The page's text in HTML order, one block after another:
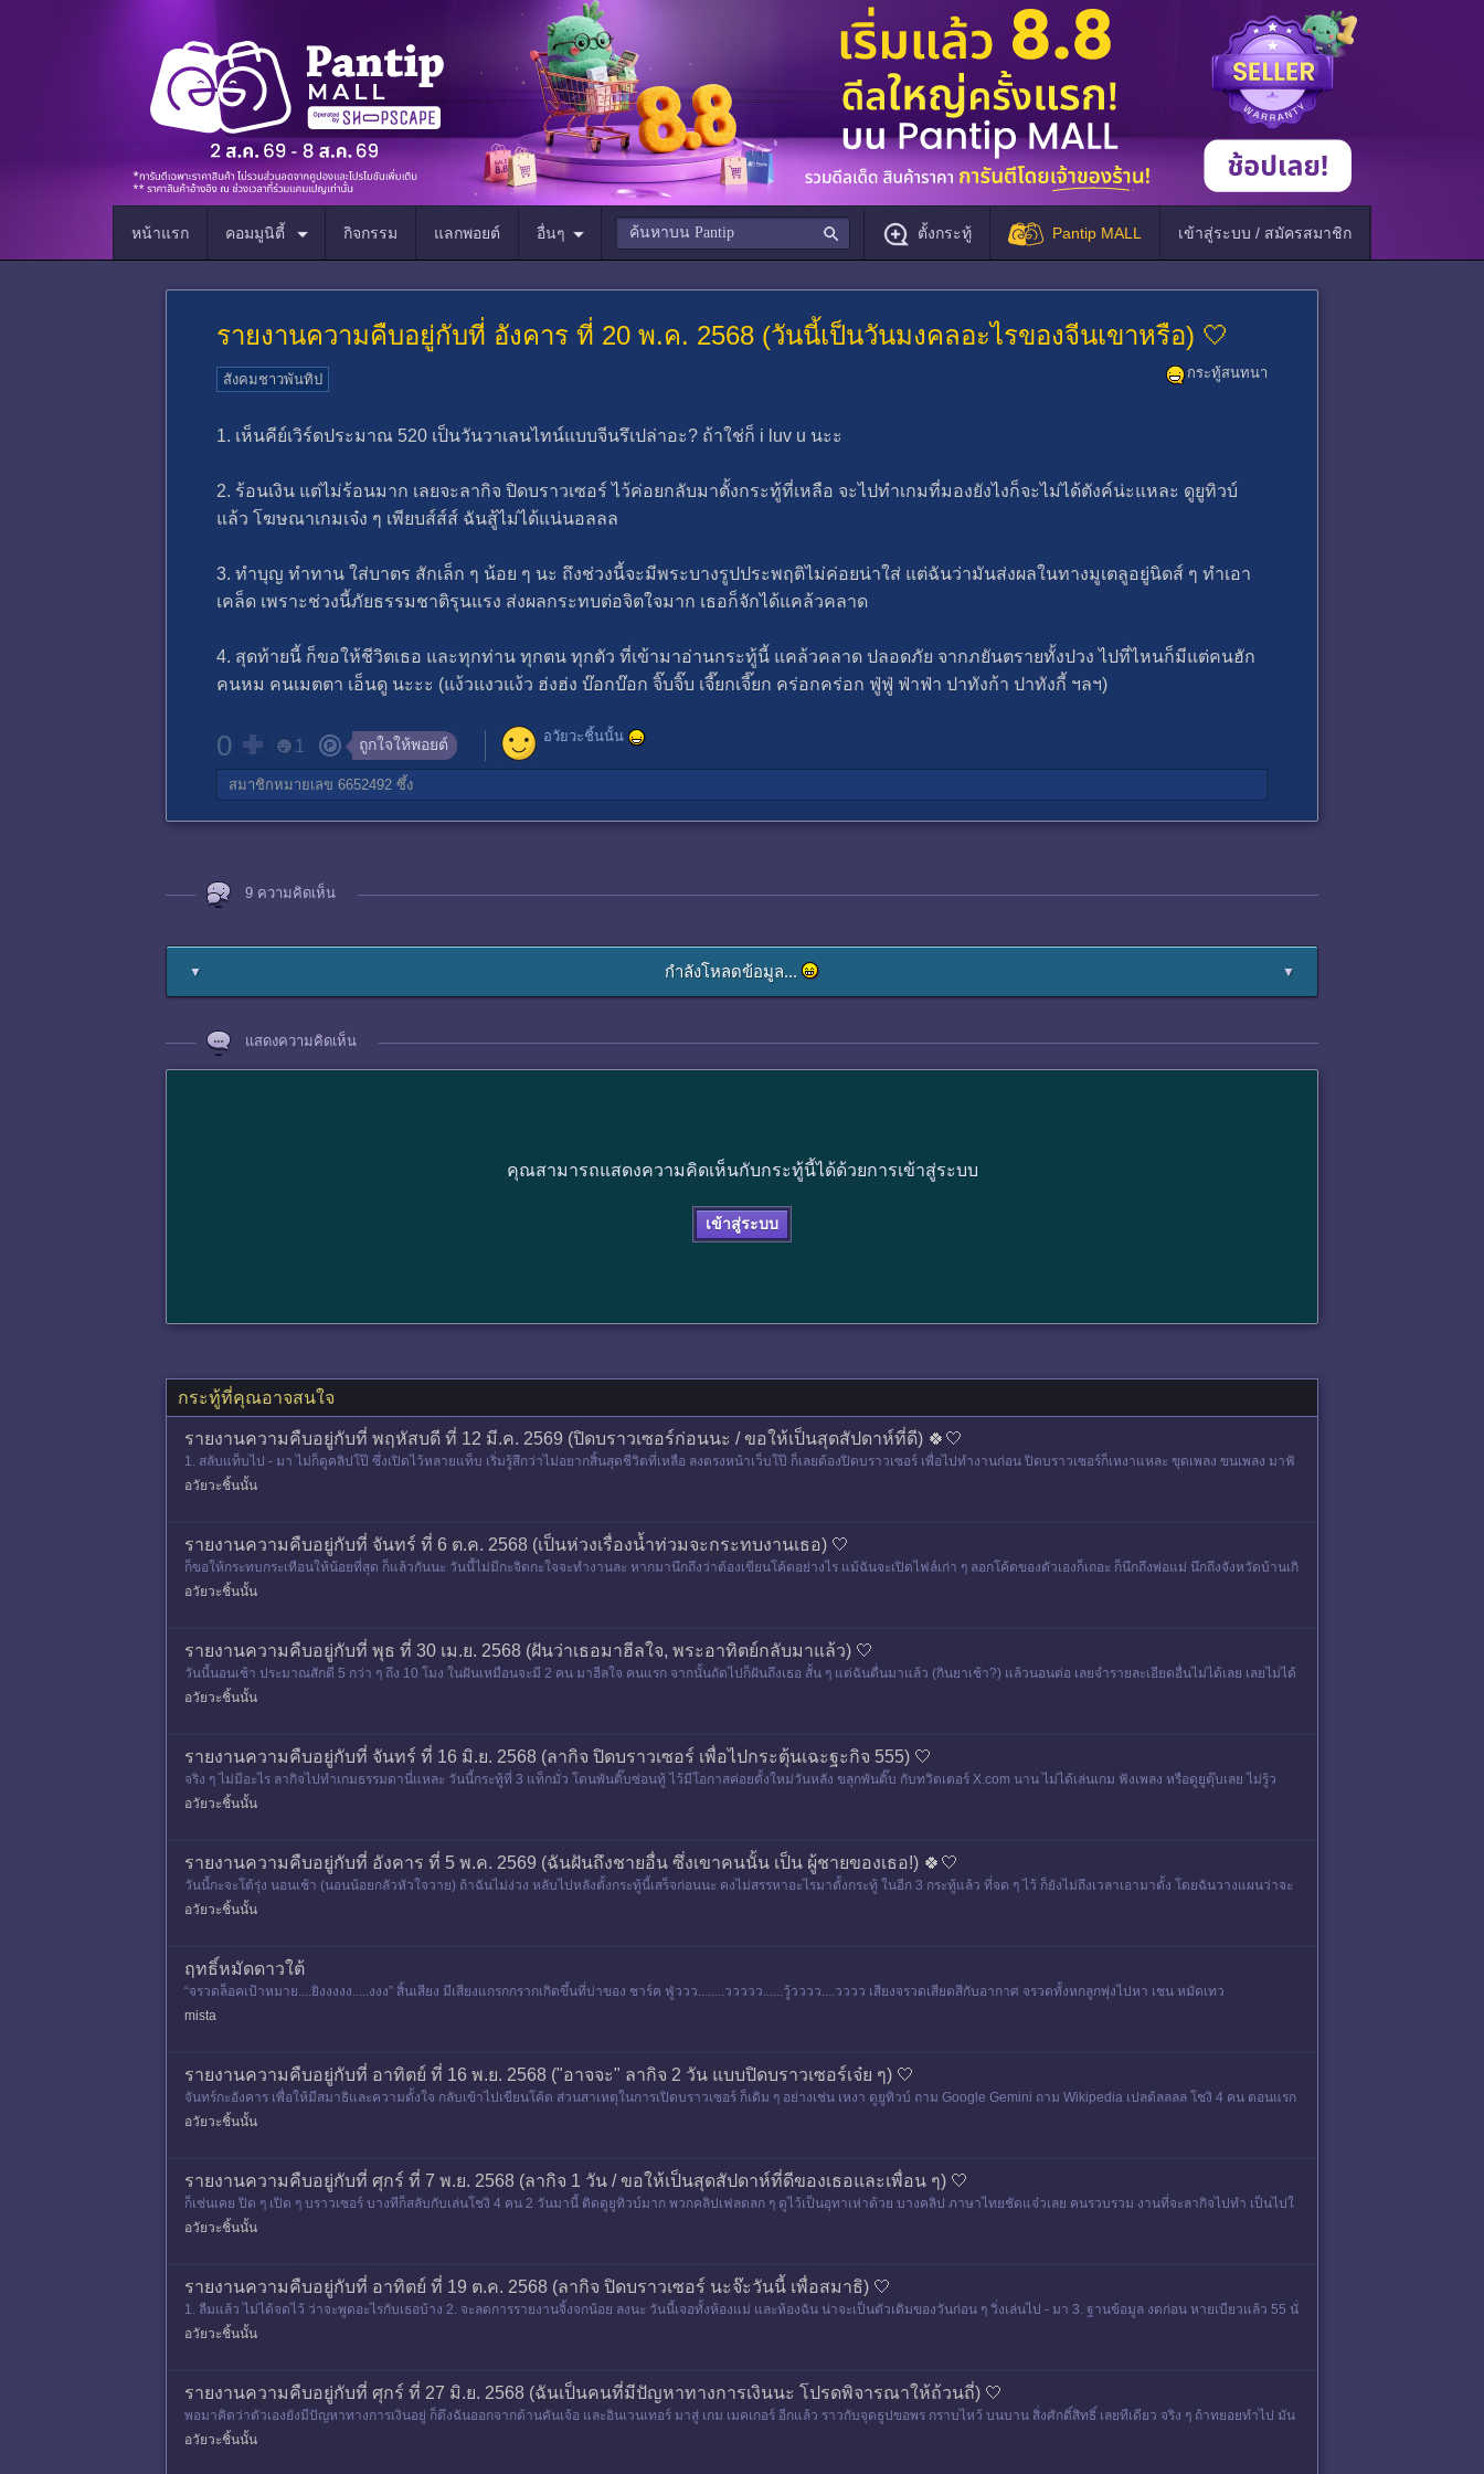
หน้าแรก คอมมูนิตี้ กิจกรรม แลกพอยต์ อื่นๆ ตั้งกระทู้ Pantip MALL เข้าสู่ระบบ / สมัครสมาชิก
รายงานความคืบอยู่กับที่ อังคาร ที่ 20 พ.ค. 2568 (วันนี้เป็นวันมงคลอะไรของจีนเขาหรือ) 🤍
กระทู้สนทนา
สังคมชาวพันทิป
1. เห็นคีย์เวิร์ดประมาณ 520 เป็นวันวาเลนไทน์แบบจีนรึเปล่าอะ? ถ้าใช่ก็ i luv u นะะ
2. ร้อนเงิน แต่ไม่ร้อนมาก เลยจะลากิจ ปิดบราวเซอร์ ไว้ค่อยกลับมาตั้งกระทู้ที่เหลือ จะไปทำเกมที่มองยังไงก็จะไม่ได้ตังค์น่ะแหละ ดูยูทิวบ์
แล้ว โฆษณาเกมเจ๋ง ๆ เพียบส์ส์ส์ ฉันสู้ไม่ได้แน่นอลลล
3. ทำบุญ ทำทาน ใส่บาตร สักเล็ก ๆ น้อย ๆ นะ ถึงช่วงนี้จะมีพระบางรูปประพฤติไม่ค่อยน่าใส่ แต่ฉันว่ามันส่งผลในทางมูเตลูอยู่นิดส์ ๆ ทำเอา
เคล็ด เพราะช่วงนี้ภัยธรรมชาติรุนแรง ส่งผลกระทบต่อจิตใจมาก เธอก็จักได้แคล้วคลาด
4. สุดท้ายนี้ ก็ขอให้ชีวิตเธอ และทุกท่าน ทุกตน ทุกตัว ที่เข้ามาอ่านกระทู้นี้ แคล้วคลาด ปลอดภัย จากภยันตรายทั้งปวง ไปที่ไหนก็มีแต่คนฮัก
คนหม คนเมตตา เอ็นดู นะะะ (แง้วแงวแง้ว ฮ่งฮ่ง บ๊อกบ๊อก จิ๊บจิ๊บ เจี๊ยกเจี๊ยก คร่อกคร่อก ฟู่ฟู่ ฟ่าฟ่า ปาทังก้า ปาทังกี้ ฯลฯ)
0 1 ถูกใจให้พอยต์ อวัยวะชิ้นนั้น
สมาชิกหมายเลข 6652492 ซึ้ง
9 ความคิดเห็น
▼ กำลังโหลดข้อมูล... ▼
แสดงความคิดเห็น
คุณสามารถแสดงความคิดเห็นกับกระทู้นี้ได้ด้วยการเข้าสู่ระบบ
เข้าสู่ระบบ
กระทู้ที่คุณอาจสนใจ
รายงานความคืบอยู่กับที่ พฤหัสบดี ที่ 12 มี.ค. 2569 (ปิดบราวเซอร์ก่อนนะ / ขอให้เป็นสุดสัปดาห์ที่ดี) 🍀🤍
1. สลับแท็บไป - มา ไม่ก็ดูคลิปโป๊ ซึ่งเปิดไว้หลายแท็บ เริ่มรู้สึกว่าไม่อยากสิ้นสุดชีวิตที่เหลือ ลงตรงหน้าเว็บโป๊ ก็เลยต้องปิดบราวเซอร์ เพื่อไปทำงานก่อน ปิดบราวเซอร์ก็เหงาแหละ ขุดเพลง ขนเพลง มาฟั
งเพีย
อวัยวะชิ้นนั้น
รายงานความคืบอยู่กับที่ จันทร์ ที่ 6 ต.ค. 2568 (เป็นห่วงเรื่องน้ำท่วมจะกระทบงานเธอ) 🤍
ก็ขอให้กระทบกระเทือนให้น้อยที่สุด ก็แล้วกันนะ วันนี้ไม่มีกะจิตกะใจจะทำงานละ หากมานึกถึงว่าต้องเขียนโค้ดอย่างไร แม้ฉันจะเปิดไฟล์เก่า ๆ ลอกโค้ดของตัวเองก็เถอะ ก็นึกถึงพ่อแม่ นึกถึงจังหวัดบ้านเกิ
ด นึกถ
อวัยวะชิ้นนั้น
รายงานความคืบอยู่กับที่ พุธ ที่ 30 เม.ย. 2568 (ฝันว่าเธอมาฮีลใจ, พระอาทิตย์กลับมาแล้ว) 🤍
วันนี้นอนเช้า ประมาณสักตี 5 กว่า ๆ ถึง 10 โมง ในฝันเหมือนจะมี 2 คน มาฮีลใจ คนแรก จากนั้นถัดไปก็ฝันถึงเธอ สั้น ๆ แต่ฉันตื่นมาแล้ว (กินยาเช้า?) แล้วนอนต่อ เลยจำรายละเอียดอื่นไม่ได้เลย เลยไม่ได้
หยิบฉวยอะ
อวัยวะชิ้นนั้น
รายงานความคืบอยู่กับที่ จันทร์ ที่ 16 มิ.ย. 2568 (ลากิจ ปิดบราวเซอร์ เพื่อไปกระตุ้นเฉะฐะกิจ 555) 🤍
จริง ๆ ไม่มีอะไร ลากิจไปทำเกมธรรมดานี่แหละ วันนี้กระทู้ที่ 3 แท็กมั่ว โดนพันติ๊บซ่อนทู้ ไว้มีโอกาสค่อยตั้งใหม่วันหลัง ขลุกพันติ๊บ กับทวิตเตอร์ X.com นาน ไม่ได้เล่นเกม ฟังเพลง หรือดูยูตุ๊บเลย ไม่รู้ว
อวัยวะชิ้นนั้น
รายงานความคืบอยู่กับที่ อังคาร ที่ 5 พ.ค. 2569 (ฉันฝันถึงชายอื่น ซึ่งเขาคนนั้น เป็น ผู้ชายของเธอ!) 🍀🤍
วันนี้กะจะโต้รุ่ง นอนเช้า (นอนน้อยกลัวหัวใจวาย) ถ้าฉันไม่ง่วง หลับไปหลังตั้งกระทู้นี้เสร็จก่อนนะ คงไม่สรรหาอะไรมาตั้งกระทู้ ในอีก 3 กระทู้แล้ว ที่จด ๆ ไว้ ก็ยังไม่ถึงเวลาเอามาตั้ง โดยฉันวางแผนว่าจะ
ปิ
อวัยวะชิ้นนั้น
ฤทธิ์หมัดดาวใต้
“จรวดล็อคเป้าหมาย....ยิงงงงง.....งงง” สิ้นเสียง มีเสียงแกรกกรากเกิดขึ้นที่บ่าของ ชาร์ค ฟู่ววว........ววววว......วู้วววว....วววว เสียงจรวดเสียดสีกับอากาศ จรวดทั้งหกลูกพุ่งไปหา เชน หมัดเทว
mista
รายงานความคืบอยู่กับที่ อาทิตย์ ที่ 16 พ.ย. 2568 ("อาจจะ" ลากิจ 2 วัน แบบปิดบราวเซอร์เจ๋ย ๆ) 🤍
จันทร์กะอังคาร เพื่อให้มีสมาธิและความตั้งใจ กลับเข้าไปเขียนโค้ด ส่วนสาเหตุในการเปิดบราวเซอร์ ก็เดิม ๆ อย่างเช่น เหงา ดูยูทิวบ์ ถาม Google Gemini ถาม Wikipedia เปลต้ลลลล โชงิ 4 คน ตอนแรก
ว่าจะปิดเกม แ
อวัยวะชิ้นนั้น
รายงานความคืบอยู่กับที่ ศุกร์ ที่ 7 พ.ย. 2568 (ลากิจ 1 วัน / ขอให้เป็นสุดสัปดาห์ที่ดีของเธอและเพื่อน ๆ) 🤍
ก็เช่นเคย ปิด ๆ เปิด ๆ บราวเซอร์ บางทีก็สลับกับเล่นโชงิ 4 คน 2 วันมานี้ ติดดูยูทิวบ์มาก พวกคลิปเฟลตลก ๆ ดูไว้เป็นอุทาเห่าด้วย บางคลิป ภาษาไทยชัดแจ๋วเลย คนรวบรวม งานที่จะลากิจไปทำ เป็นไปใ
นส่วนของเกมที
อวัยวะชิ้นนั้น
รายงานความคืบอยู่กับที่ อาทิตย์ ที่ 19 ต.ค. 2568 (ลากิจ ปิดบราวเซอร์ นะจ๊ะวันนี้ เพื่อสมาธิ) 🤍
1. ลืมแล้ว ไม่ได้จดไว้ ว่าจะพูดอะไรกับเธอบ้าง 2. จะลดการรายงานจิ้งจกน้อย ลงนะ วันนี้เจอทั้งห้องแม่ และห้องฉัน น่าจะเป็นตัวเดิมของวันก่อน ๆ วิ่งเล่นไป - มา 3. ฐานข้อมูล งดก่อน หายเบียวแล้ว 55 นั่
งมึน
อวัยวะชิ้นนั้น
รายงานความคืบอยู่กับที่ ศุกร์ ที่ 27 มิ.ย. 2568 (ฉันเป็นคนที่มีปัญหาทางการเงินนะ โปรดพิจารณาให้ถ้วนถี่) 🤍
พอมาคิดว่าตัวเองยังมีปัญหาทางการเงินอยู่ ก็ดึงฉันออกจากด้านคันเจ้อ และอินเวนเทอร์ มาสู่ เกม เมคเกอร์ อีกแล้ว ราวกับจุดธูปขอพร กราบไหว้ บนบาน สิ่งศักดิ์สิทธิ์ เลยทีเดียว จริง ๆ ถ้าทยอยทำไป มัน
ก็สามารถ
อวัยวะชิ้นนั้น